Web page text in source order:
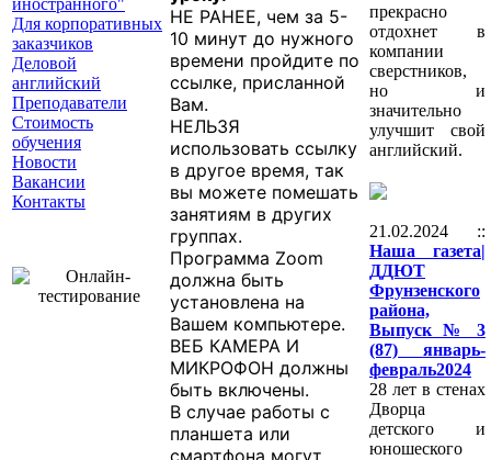
иностранного"
Для корпоративных
заказчиков
Деловой
английский
Преподаватели
Стоимость
обучения
Новости
Вакансии
Контакты
НЕ РАНЕЕ, чем за 5-
10 минут до нужного
времени пройдите по
ссылке, присланной
Вам.
НЕЛЬЗЯ
использовать ссылку
в другое время, так
вы можете помешать
занятиям в других
группах.
Программа Zoom
должна быть
установлена на
Вашем компьютере.
ВЕБ КАМЕРА И
МИКРОФОН должны
быть включены.
В случае работы с
планшета или
прекрасно
отдохнет в
компании
сверстников,
но и
значительно
улучшит свой
английский.
21.02.2024 ::
Наша газета|
ДДЮТ
Фрунзенского
района,
Выпуск № 3
(87) январь-
февраль2024
28 лет в стенах
Дворца
детского и
юношеского